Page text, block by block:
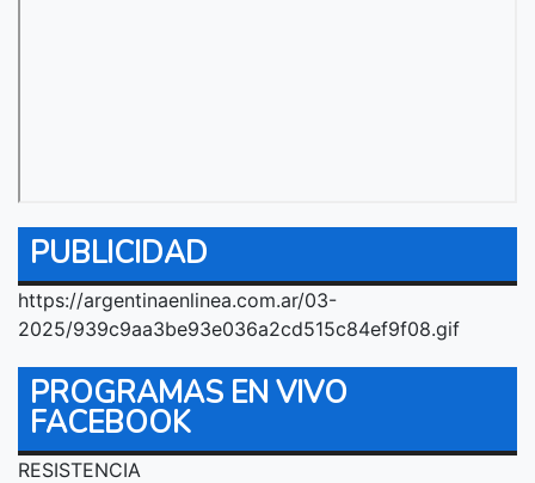
PUBLICIDAD
https://argentinaenlinea.com.ar/03-
2025/939c9aa3be93e036a2cd515c84ef9f08.gif
PROGRAMAS EN VIVO
FACEBOOK
RESISTENCIA